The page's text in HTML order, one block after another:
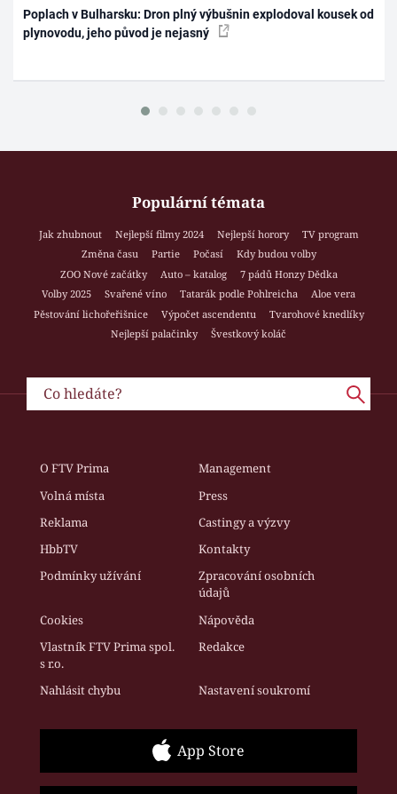
Poplach v Bulharsku: Dron plný výbušnin explodoval kousek od
plynovodu, jeho původ je nejasný
Populární témata
Jak zhubnout Nejlepší filmy 2024 Nejlepší horory
TV program
Změna času
Partie Počasí
Kdy budou volby
ZOO Nové začátky
Auto – katalog
7 pádů Honzy Dědka
Volby 2025
Svařené víno Tatarák podle Pohlreicha
Aloe vera
Pěstování lichořeřišnice
Výpočet ascendentu
Tvarohové knedlíky
Nejlepší palačinky
Švestkový koláč
O FTV Prima
Management
Volná místa
Press
Reklama
Castingy a výzvy
HbbTV
Kontakty
Podmínky užívání
Zpracování osobních
údajů
Cookies
Nápověda
Vlastník FTV Prima spol.
s r.o.
Redakce
Nahlásit chybu Nastavení soukromí
App Store